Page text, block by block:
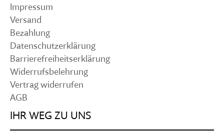
Impressum
Versand
Bezahlung
Datenschutzerklärung
Barrierefreiheitserklärung
Widerrufsbelehrung
Vertrag widerrufen
AGB
IHR WEG ZU UNS